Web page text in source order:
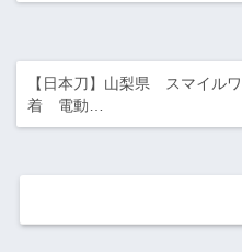
【日本刀】山梨県 スマイ
着 電動…